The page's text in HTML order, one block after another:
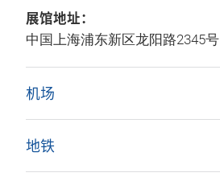
展馆地址：
中国上海浦东新区龙阳路2345号
机场
地铁